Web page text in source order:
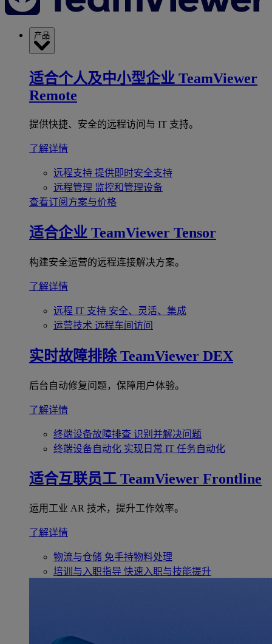
产品
适合个人及中小型企业 TeamViewer
Remote
提供快捷、安全的远程访问与 IT 支持。
了解详情
远程支持 提供即时安全支持
远程管理 监控和管理设备
查看订阅方案与价格
适合企业 TeamViewer Tensor
构建安全运营的远程连接解决方案。
了解详情
远程 IT 支持 安全、灵活、集成
运营技术 远程车间访问
实时故障排除 TeamViewer DEX
后台自动修复问题，保障用户体验。
了解详情
终端设备故障排查 识别并解决问题
终端设备自动化 实现日常 IT 任务自动化
适合互联员工 TeamViewer Frontline
运用工业 AR 技术，提升工作效率。
了解详情
物流与仓储 免手持物料处理
培训与入职指导 快速入职与技能提升